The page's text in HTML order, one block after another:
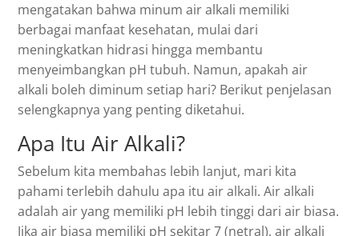
mengatakan bahwa minum air alkali memiliki
berbagai manfaat kesehatan, mulai dari
meningkatkan hidrasi hingga membantu
menyeimbangkan pH tubuh. Namun, apakah air
alkali boleh diminum setiap hari? Berikut penjelasan
selengkapnya yang penting diketahui.
Apa Itu Air Alkali?
Sebelum kita membahas lebih lanjut, mari kita
pahami terlebih dahulu apa itu air alkali. Air alkali
adalah air yang memiliki pH lebih tinggi dari air biasa.
Jika air biasa memiliki pH sekitar 7 (netral), air alkali